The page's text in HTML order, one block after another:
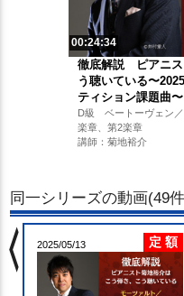
00:24:34
徹底解説 ピアニス
う聴いている〜
ティション課題曲〜
D級 ベートーヴェン
楽章、第2楽章
講師：菊地裕介
同一シリーズの動画(49
2025/05/13 定 額
chevron_left